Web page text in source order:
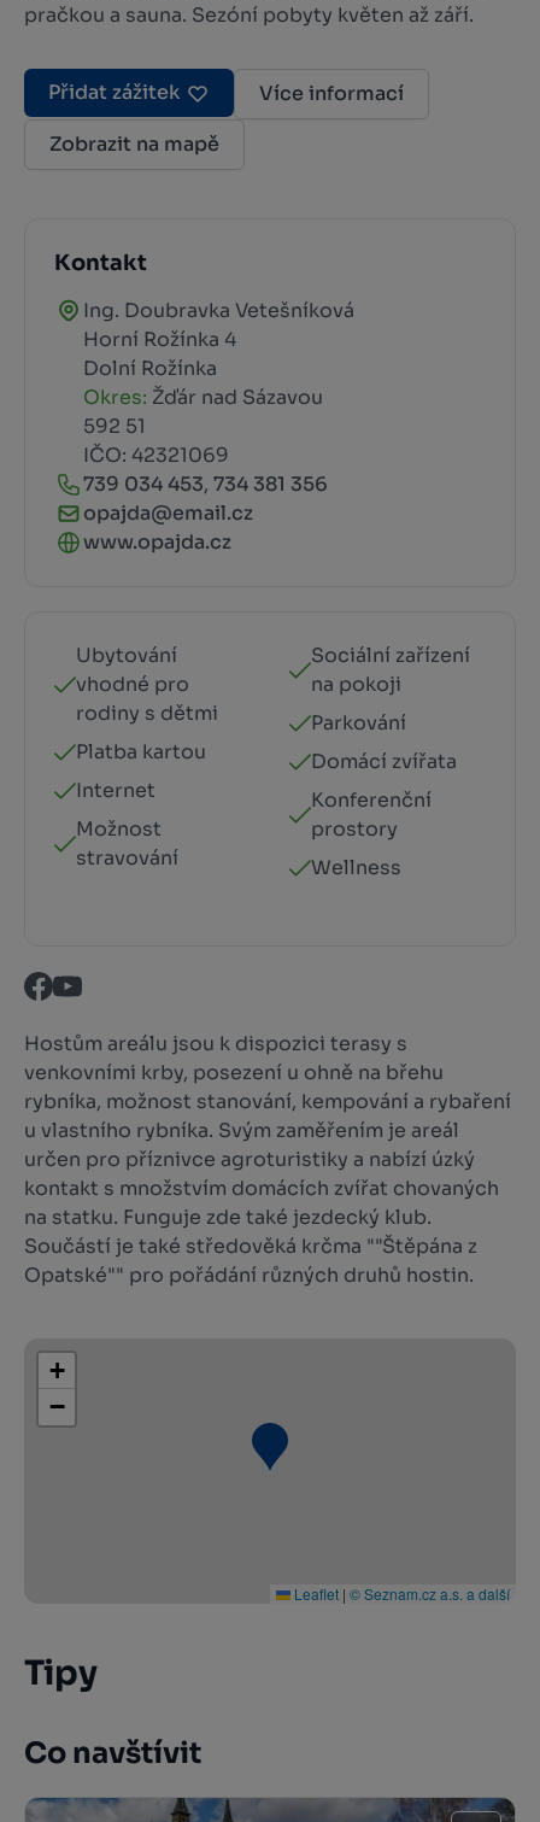
pračkou a sauna. Sezóní pobyty květen až září.
Přidat zážitek
Více informací
Zobrazit na mapě
Kontakt
Ing. Doubravka Vetešníková
Horní Rožínka 4
Dolní Rožínka
Okres: Žďár nad Sázavou
592 51
IČO: 42321069
739 034 453, 734 381 356
opajda@email.cz
www.opajda.cz
Ubytování
vhodné pro
rodiny s dětmi
Platba kartou
Internet
Možnost
stravování
Sociální zařízení
na pokoji
Parkování
Domácí zvířata
Konferenční
prostory
Wellness
Hostům areálu jsou k dispozici terasy s
venkovními krby, posezení u ohně na břehu
rybníka, možnost stanování, kempování a rybaření
u vlastního rybníka. Svým zaměřením je areál
určen pro příznivce agroturistiky a nabízí úzký
kontakt s množstvím domácích zvířat chovaných
na statku. Funguje zde také jezdecký klub.
Součástí je také středověká krčma ""Štěpána z
Opatské"" pro pořádání různých druhů hostin.
+
−
Leaflet | © Seznam.cz a.s. a další
Tipy
Co navštívit